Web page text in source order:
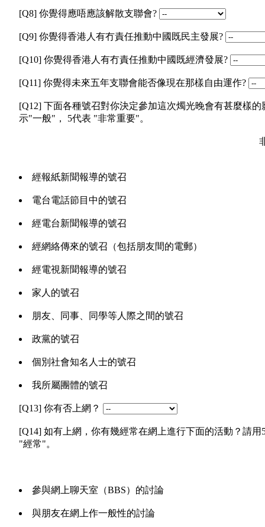
[Q8] 你覺得應唔應該解散支聯會?
[Q9] 你覺得香港人有冇責任推動中國既民主發展?
[Q10] 你覺得香港人有冇責任推動中國既經濟發展?
[Q11] 你覺得未來五年支聯會能否像現在那樣自由運作?
[Q12] 下面各種號召對你決定參加這次燭光晚會有甚麼樣
示"一般"， 5代表 "非常重要"。
經報紙新聞報導的號召
電台電話節目中的號召
經電台新聞報導的號召
經網絡傳來的號召（包括朋友間的電郵）
經電視新聞報導的號召
家人的號召
朋友、同事、同學等人際之間的號召
政黨的號召
個別社會知名人士的號召
我所屬團體的號召
[Q13] 你有否上網？
[Q14] 如有上網，你有幾經常在網上進行下面的活動？請
"經常"。
參與網上聊天室（BBS）的討論
與朋友在網上作一般性的討論